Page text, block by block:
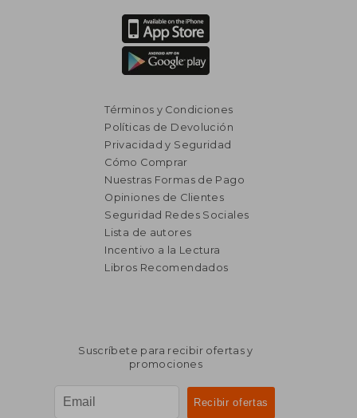
Términos y Condiciones
Políticas de Devolución
Privacidad y Seguridad
Cómo Comprar
Nuestras Formas de Pago
Opiniones de Clientes
Seguridad Redes Sociales
Lista de autores
Incentivo a la Lectura
Libros Recomendados
Suscríbete para recibir ofertas y
promociones